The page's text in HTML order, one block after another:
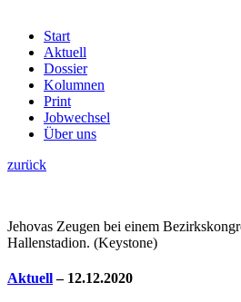
Start
Aktuell
Dossier
Kolumnen
Print
Jobwechsel
Über uns
zurück
Jehovas Zeugen bei einem
Hallenstadion. (Keystone)
Aktuell– 12.12.2020